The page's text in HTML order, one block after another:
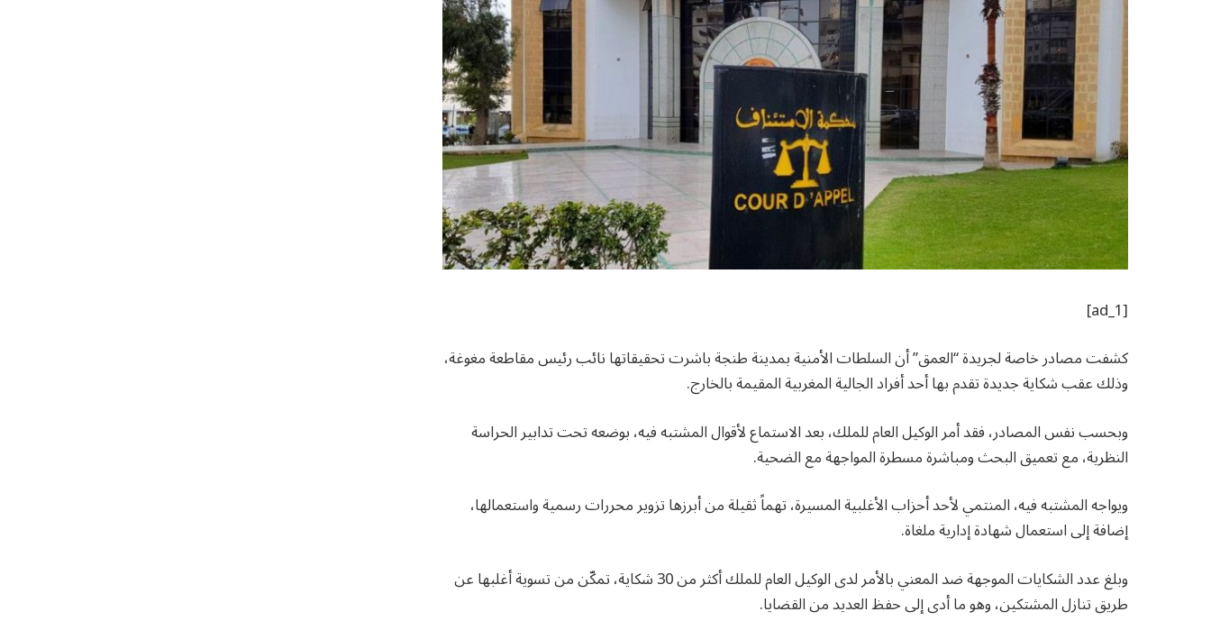
[ad_1]
كشفت مصادر خاصة لجريدة “العمق” أن السلطات الأمنية بمدينة طنجة باشرت تحقيقاتها نائب رئيس مقاطعة مغوغة،
وذلك عقب شكاية جديدة تقدم بها أحد أفراد الجالية المغربية المقيمة بالخارج.
وبحسب نفس المصادر، فقد أمر الوكيل العام للملك، بعد الاستماع لأقوال المشتبه فيه، بوضعه تحت تدابير الحراسة
النظرية، مع تعميق البحث ومباشرة مسطرة المواجهة مع الضحية.
ويواجه المشتبه فيه، المنتمي لأحد أحزاب الأغلبية المسيرة، تهماً ثقيلة من أبرزها تزوير محررات رسمية واستعمالها،
إضافة إلى استعمال شهادة إدارية ملغاة.
وبلغ عدد الشكايات الموجهة ضد المعني بالأمر لدى الوكيل العام للملك أكثر من 30 شكاية، تمكّن من تسوية أغلبها عن
طريق تنازل المشتكين، وهو ما أدى إلى حفظ العديد من القضايا.